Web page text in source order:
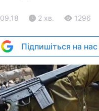
2 хв. 1296
Підпишіться на